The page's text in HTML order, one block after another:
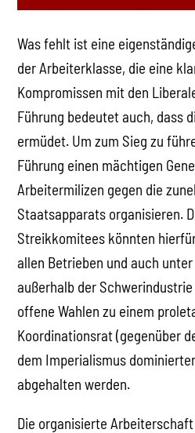
Was fehlt ist eine
der Arbeiterklasse, die eine
Kompromissen mit den
Führung bedeutet auch, dass
ermüdet. Um zum Sieg zu
Führung einen mächtigen
Arbeitermilizen gegen die
Staatsapparats organisieren.
Streikkomitees könnten
allen Betrieben und auch
außerhalb der
offene Wahlen zu einem
Koordinationsrat (gegenüber
dem Imperialismus
abgehalten werden.
Die organisierte